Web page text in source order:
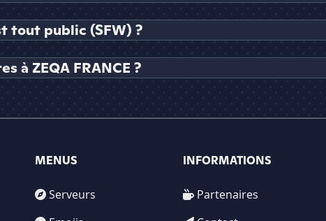
tout public (SFW) ?
à ZEQA FRANCE ?
MENUS
Serveurs
INFORMATIONS
Partenaires